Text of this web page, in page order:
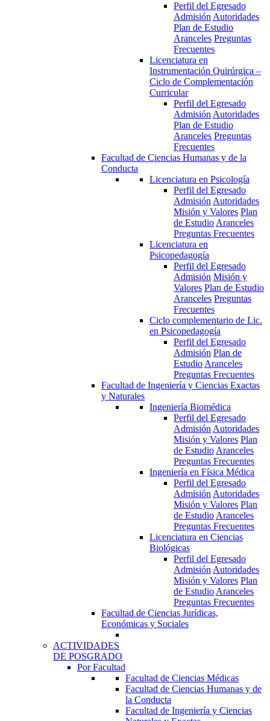
Perfil del Egresado
Admisión Autoridades
Plan de Estudio
Aranceles Preguntas
Frecuentes
Licenciatura en
Instrumentación Quirúrgica –
Ciclo de Complementación
Curricular
Perfil del Egresado
Admisión Autoridades
Plan de Estudio
Aranceles Preguntas
Frecuentes
Facultad de Ciencias Humanas y de la
Conducta
Licenciatura en Psicología
Perfil del Egresado
Admisión Autoridades
Misión y Valores Plan
de Estudio Aranceles
Preguntas Frecuentes
Licenciatura en
Psicopedagogía
Perfil del Egresado
Admisión Misión y
Valores Plan de Estudio
Aranceles Preguntas
Frecuentes
Ciclo complementario de Lic.
en Psicopedagogía
Perfil del Egresado
Admisión Plan de
Estudio Aranceles
Preguntas Frecuentes
Facultad de Ingeniería y Ciencias Exactas
y Naturales
Ingeniería Biomédica
Perfil del Egresado
Admisión Autoridades
Misión y Valores Plan
de Estudio Aranceles
Preguntas Frecuentes
Ingeniería en Física Médica
Perfil del Egresado
Admisión Autoridades
Misión y Valores Plan
de Estudio Aranceles
Preguntas Frecuentes
Licenciatura en Ciencias
Biológicas
Perfil del Egresado
Admisión Autoridades
Misión y Valores Plan
de Estudio Aranceles
Preguntas Frecuentes
Facultad de Ciencias Jurídicas,
Económicas y Sociales
ACTIVIDADES
DE POSGRADO
Por Facultad
Facultad de Ciencias Médicas
Facultad de Ciencias Humanas y de
la Conducta
Facultad de Ingeniería y Ciencias